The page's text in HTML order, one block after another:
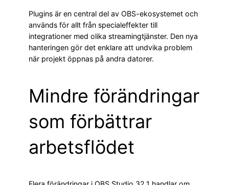
Plugins är en central del av OBS-ekosystemet och
används för allt från specialeffekter till
integrationer med olika streamingtjänster. Den nya
hanteringen gör det enklare att undvika problem
när projekt öppnas på andra datorer.
Mindre förändringar
som förbättrar
arbetsflödet